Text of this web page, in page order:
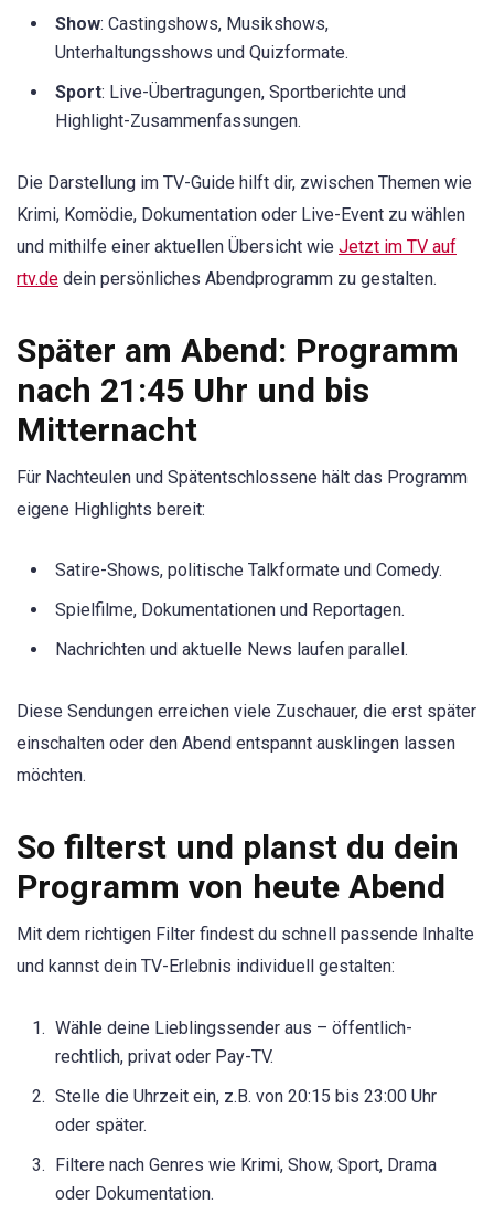
Show: Castingshows, Musikshows,
Unterhaltungsshows und Quizformate.
Sport: Live-Übertragungen, Sportberichte und
Highlight-Zusammenfassungen.
Die Darstellung im TV-Guide hilft dir, zwischen Themen wie
Krimi, Komödie, Dokumentation oder Live-Event zu wählen
und mithilfe einer aktuellen Übersicht wie Jetzt im TV auf
rtv.de dein persönliches Abendprogramm zu gestalten.
Später am Abend: Programm
nach 21:45 Uhr und bis
Mitternacht
Für Nachteulen und Spätentschlossene hält das Programm
eigene Highlights bereit:
Satire-Shows, politische Talkformate und Comedy.
Spielfilme, Dokumentationen und Reportagen.
Nachrichten und aktuelle News laufen parallel.
Diese Sendungen erreichen viele Zuschauer, die erst später
einschalten oder den Abend entspannt ausklingen lassen
möchten.
So filterst und planst du dein
Programm von heute Abend
Mit dem richtigen Filter findest du schnell passende Inhalte
und kannst dein TV-Erlebnis individuell gestalten:
Wähle deine Lieblingssender aus – öffentlich-
rechtlich, privat oder Pay-TV.
Stelle die Uhrzeit ein, z.B. von 20:15 bis 23:00 Uhr
oder später.
Filtere nach Genres wie Krimi, Show, Sport, Drama
oder Dokumentation.